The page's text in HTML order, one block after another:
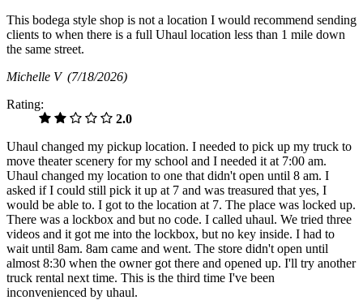
This bodega style shop is not a location I would recommend sending
clients to when there is a full Uhaul location less than 1 mile down
the same street.
Michelle V (7/18/2026)
Rating:
2.0
Uhaul changed my pickup location. I needed to pick up my truck to
move theater scenery for my school and I needed it at 7:00 am.
Uhaul changed my location to one that didn't open until 8 am. I
asked if I could still pick it up at 7 and was treasured that yes, I
would be able to. I got to the location at 7. The place was locked up.
There was a lockbox and but no code. I called uhaul. We tried three
videos and it got me into the lockbox, but no key inside. I had to
wait until 8am. 8am came and went. The store didn't open until
almost 8:30 when the owner got there and opened up. I'll try another
truck rental next time. This is the third time I've been
inconvenienced by uhaul.